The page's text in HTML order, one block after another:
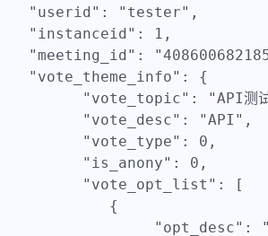
  "userid": "tester",
  "instanceid": 1,
"meeting_id":
  "vote_theme_info": {